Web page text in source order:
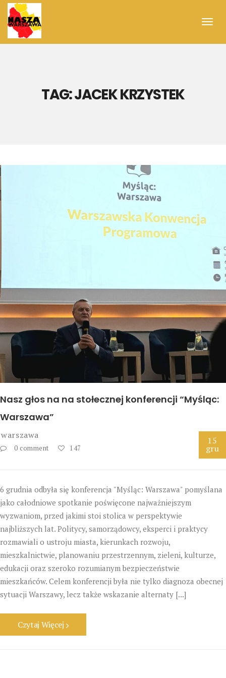
TAG:JACEK KRZYSTEK
Nasz głos na na stołecznej konferencji “Myśląc:
Warszawa”
warszawa
0 comment 147
15
gru
6 grudnia odbyła się konferencja "Myśląc: Warszawa" pomyślana
jako całodniowe spotkanie poświęcone najważniejszym
wyzwaniom, przed jakimi stoi stolica w perspektywie
najbliższych lat. Politycy, samorządowcy, eksperci i praktycy
rozmawiali o ustroju miasta, kierunkach rozwoju,
mieszkalnictwie, planowaniu przestrzennym, zieleni, kulturze,
edukacji oraz szeroko rozumianym bezpieczeństwie
mieszkańców. Celem konferencji była nie tylko diagnoza obecnej
sytuacji Warszawy, lecz także wskazanie alternaty [...]
Czytaj Więcej